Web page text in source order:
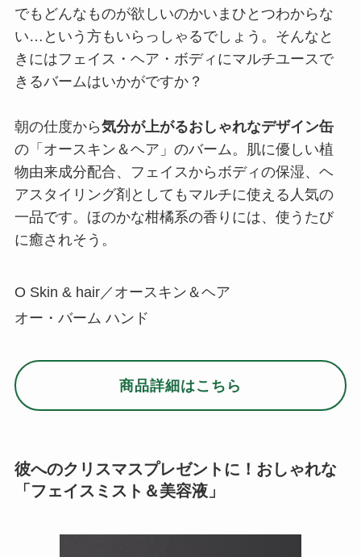
でもどんなものが欲しいのかいまひとつわからな
い…という方もいらっしゃるでしょう。そんなと
きにはフェイス・ヘア・ボディにマルチユースで
きるバームはいかがですか？
朝の仕度から気分が上がるおしゃれなデザイン缶
の「オースキン＆ヘア」のバーム。肌に優しい植
物由来成分配合、フェイスからボディの保湿、ヘ
アスタイリング剤としてもマルチに使える人気の
一品です。ほのかな柑橘系の香りには、使うたび
に癒されそう。
O Skin & hair／オースキン＆ヘア
オー・バーム ハンド
商品詳細はこちら
彼へのクリスマスプレゼントに！おしゃれな
「フェイスミスト＆美容液」